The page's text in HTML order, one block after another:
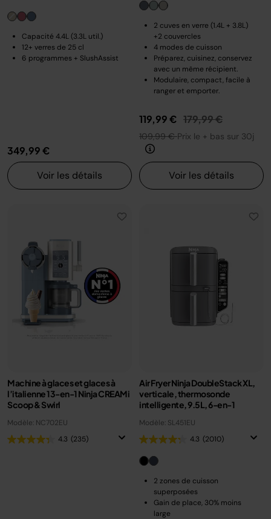
Capacité 4.4L (3.3L util.)
12+ verres de 25 cl
6 programmes + SlushAssist
349,99 €
Voir les détails
2 cuves en verre (1.4L + 3.8L)
+2 couvercles
4 modes de cuisson
Préparez, cuisinez, conservez
avec un même récipient.
Modulaire, compact, facile à
ranger et emporter.
119,99 € Prix réduit de
179,99 €au
109,99 €Prix le + bas sur 30j
Voir les détails
Machine à glaces et glaces à
l’italienne 13-en-1 Ninja CREAMi
Scoop & Swirl
Modèle: NC702EU
4.3 (235)
Air Fryer Ninja DoubleStack XL,
verticale, thermosonde
intelligente, 9.5L, 6-en-1
Modèle: SL451EU
4.3 (2010)
2 zones de cuisson
superposées
Gain de place, 30% moins
large